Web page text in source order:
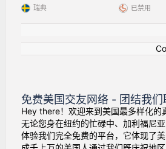
瑞典 已禁用
免费美国交友网络 - 团结我们
Hey there！欢迎来到美国最多样化的
无论您身在纽约的忙碌中、加利福尼
体验我们完全免费的平台，它体现了